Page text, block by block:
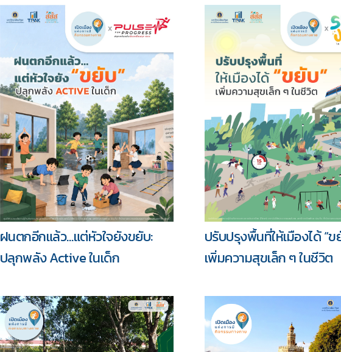
รวม
ฝนตกอีกแล้ว…แต่หัวใจยังขยับ:
ปลุกพลัง Active ในเด็ก
ปรับปรุงพื้นที่ให้เมืองได้ “ข
เพิ่มความสุขเล็ก ๆ ในชีวิต